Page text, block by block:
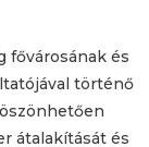
fővárosának és
történő
átalakítását és